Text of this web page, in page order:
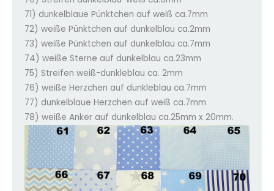
71) dunkelblaue Pünktchen auf weiß ca.7mm
72) weiße Pünktchen auf dunkelblau ca.2mm
73) weiße Pünktchen auf dunkelblau ca.7mm
74) weiße Sterne auf dunkelblau ca.23mm
75) Streifen weiß-dunkleblau ca. 2mm
76) weiße Herzchen auf dunkleblau ca.7mm
77) dunkelblaue Herzchen auf weiß ca.7mm
78) weiße Anker auf dunkelblau ca.25mm x 20mm.